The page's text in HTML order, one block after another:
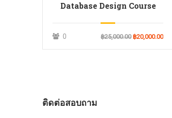
Database Design Course
0 ฿25,000.00฿20,000.00
ติดต่อสอบถาม